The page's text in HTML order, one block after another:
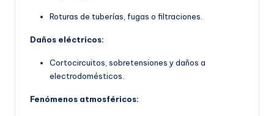
Roturas de tuberías, fugas o filtraciones.
Daños eléctricos:
Cortocircuitos, sobretensiones y daños a
electrodomésticos.
Fenómenos atmosféricos: